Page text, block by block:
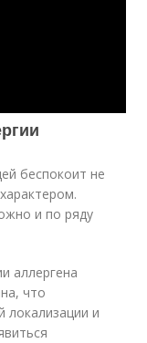
беспокоит не
и по ряду
аллергена
что
локализации и